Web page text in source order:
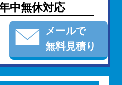
中無休対応
メールで
無料見積り